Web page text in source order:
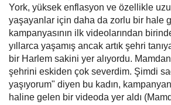
York, yüksek enflasyon ve özellikle
yaşayanlar için daha da zorlu bir hale
kampanyasının ilk videolarından
yıllarca yaşamış ancak artık şehri
bir Harlem sakini yer alıyordu.
şehrini eskiden çok severdim. Şimdi
yaşıyorum" diyen bu kadın,
haline gelen bir videoda yer aldı